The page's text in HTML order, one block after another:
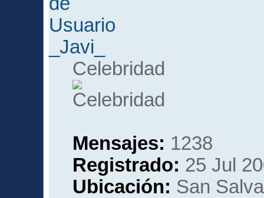
_Javi_
Celebridad
Mensajes: 1238
Registrado: 25 Jul
Ubicación: San